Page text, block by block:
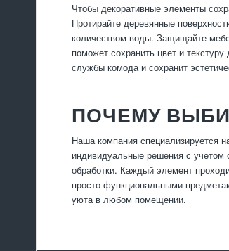
Чтобы декоративные элементы
Протирайте деревянные
количеством воды. Защищайте
поможет сохранить цвет и
службы комода и сохранит
ПОЧЕМУ
Наша компания специализируется
индивидуальные решения с учетом
обработки. Каждый элемент
просто функциональными
уюта в любом помещении.